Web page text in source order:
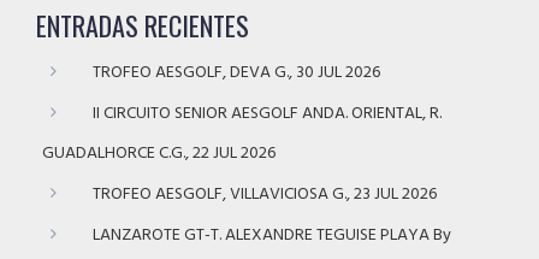
ENTRADAS RECIENTES
TROFEO AESGOLF, DEVA G., 30 JUL 2026
II CIRCUITO SENIOR AESGOLF ANDA. ORIENTAL, R.
GUADALHORCE C.G., 22 JUL 2026
TROFEO AESGOLF, VILLAVICIOSA G., 23 JUL 2026
LANZAROTE GT-T. ALEXANDRE TEGUISE PLAYA By